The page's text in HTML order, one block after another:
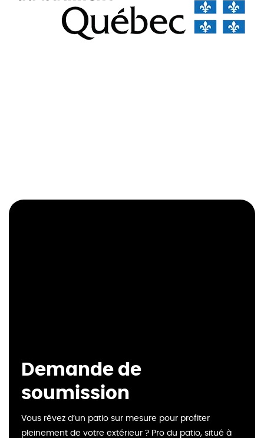
Demande de
soumission
Vous rêvez d’un patio sur mesure pour profiter
pleinement de votre extérieur ? Pro du patio, situé à